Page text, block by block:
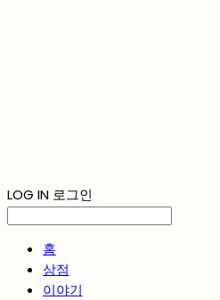
LOG IN 로그인
홈
상점
이야기